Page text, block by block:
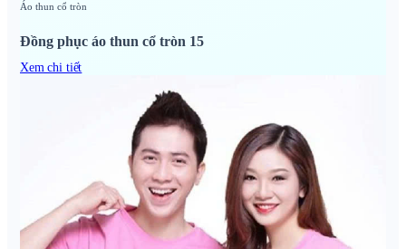
Áo thun cổ tròn
Đồng phục áo thun cổ tròn 15
Xem chi tiết